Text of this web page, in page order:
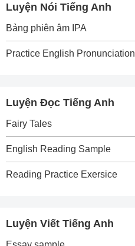
Luyện Nói Tiếng Anh
Bảng phiên âm IPA
Practice English Pronunciation
Luyện Đọc Tiếng Anh
Fairy Tales
English Reading Sample
Reading Practice Exersice
Luyện Viết Tiếng Anh